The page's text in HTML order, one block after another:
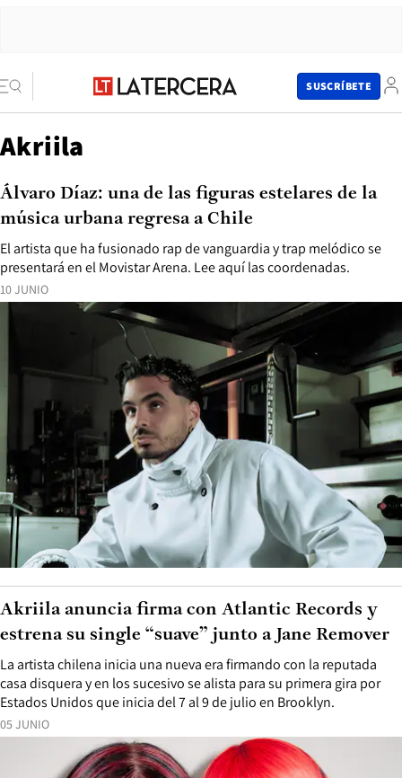
SUSCRÍBETE
Akriila
10 JUNIO
El artista que ha fusionado rap de vanguardia y trap melódico se
presentará en el Movistar Arena. Lee aquí las coordenadas.
Álvaro Díaz: una de las figuras estelares de la
música urbana regresa a Chile
05 JUNIO
La artista chilena inicia una nueva era firmando con la reputada
casa disquera y en los sucesivo se alista para su primera gira por
Estados Unidos que inicia del 7 al 9 de julio en Brooklyn.
Akriila anuncia firma con Atlantic Records y
estrena su single “suave” junto a Jane Remover